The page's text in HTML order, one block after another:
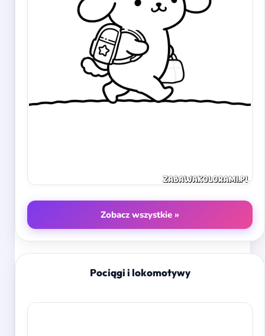
Zobacz wszystkie »
Pociągi i lokomotywy